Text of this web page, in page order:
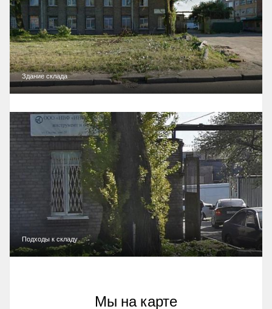
Здание склада
Подходы к складу
Мы на карте